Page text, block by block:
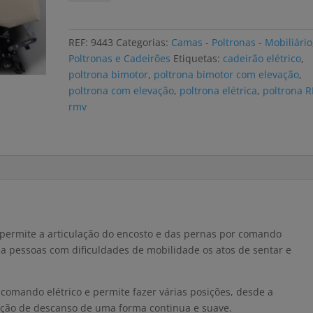
com
elevação
REF: 9443 Categorias: Camas - Poltronas - Mobiliário
Poltronas e Cadeirões Etiquetas: cadeirão elétrico,
poltrona bimotor, poltrona bimotor com elevação,
poltrona com elevação, poltrona elétrica, poltrona
rmv
a articulação do encosto e das pernas por comando
pessoas com dificuldades de mobilidade os atos de sentar e
elétrico e permite fazer várias posições, desde a
de descanso de uma forma continua e suave.